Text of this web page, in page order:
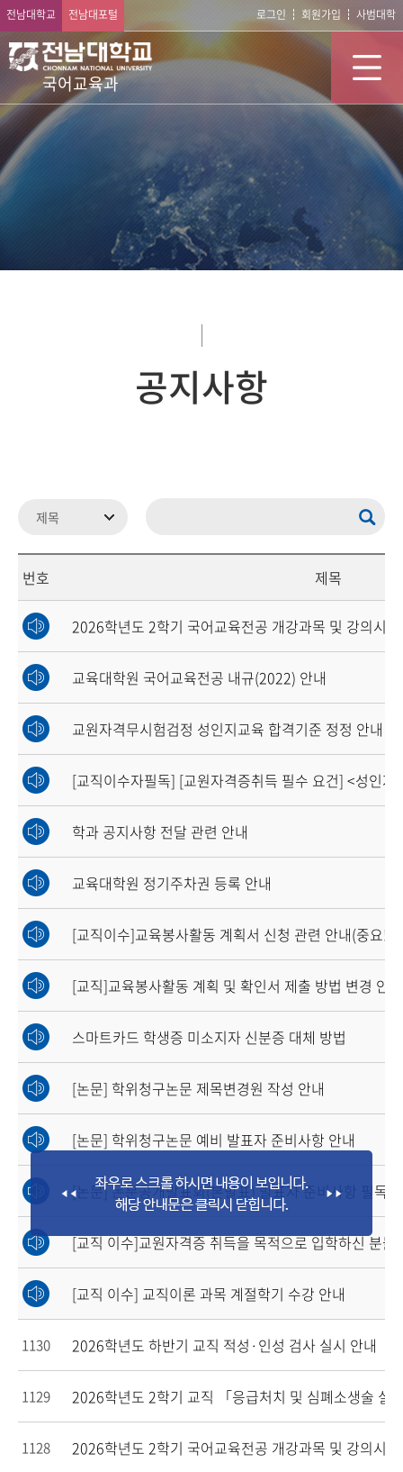
전남대학교 전남대포털 로그인 회원가입 사범대학
국어교육과
공지사항
번호 제목
2026학년도 2학기 국어교육전공 개강과목 및 강의시
교육대학원 국어교육전공 내규(2022) 안내
교원자격무시험검정 성인지교육 합격기준 정정 안내
[교직이수자필독] [교원자격증취득 필수 요건] <성인지
학과 공지사항 전달 관련 안내
교육대학원 정기주차권 등록 안내
[교직이수]교육봉사활동 계획서 신청 관련 안내(중요!)
[교직]교육봉사활동 계획 및 확인서 제출 방법 변경 안내
스마트카드 학생증 미소지자 신분증 대체 방법
[논문] 학위청구논문 제목변경원 작성 안내
[논문] 학위청구논문 예비 발표자 준비사항 안내
[논문] 논문공개발표회(본발표) 발표자 준비사항 필독!
[교직 이수]교원자격증 취득을 목적으로 입학하신 분들
[교직 이수] 교직이론 과목 계절학기 수강 안내
1130 2026학년도 하반기 교직 적성·인성 검사 실시 안내
1129 2026학년도 2학기 교직 「응급처치 및 심폐소생술 실
1128 2026학년도 2학기 국어교육전공 개강과목 및 강의시